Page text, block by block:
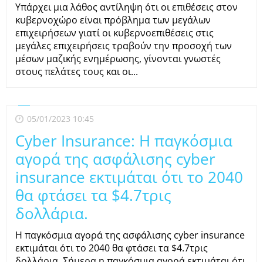
Υπάρχει μια λάθος αντίληψη ότι οι επιθέσεις στον
κυβερνοχώρο είναι πρόβλημα των μεγάλων
επιχειρήσεων γιατί οι κυβερνοεπιθέσεις στις
μεγάλες επιχειρήσεις τραβούν την προσοχή των
μέσων μαζικής ενημέρωσης, γίνονται γνωστές
στους πελάτες τους και οι...
05/01/2023 10:45
Cyber Insurance: Η παγκόσμια
αγορά της ασφάλισης cyber
insurance εκτιμάται ότι το 2040
θα φτάσει τα $4.7τρις
δολλάρια.
Η παγκόσμια αγορά της ασφάλισης cyber insurance
εκτιμάται ότι το 2040 θα φτάσει τα $4.7τρις